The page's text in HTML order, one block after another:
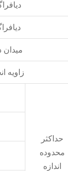
میدان
زاویه
حداکثر
محدوده
اندازه